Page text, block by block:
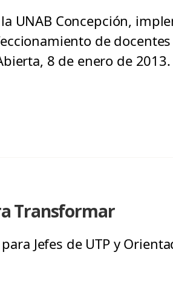
UNAB Concepción,
de
8 de enero de 2013.
Transformar
Jefes de UTP y